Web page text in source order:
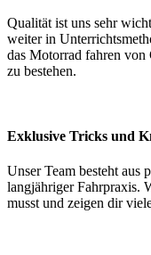
Qualität ist uns sehr
weiter in
das Motorrad fahren
zu bestehen.
Exklusive Tricks und
Unser Team besteht aus
langjähriger Fahrpraxis.
musst und zeigen dir